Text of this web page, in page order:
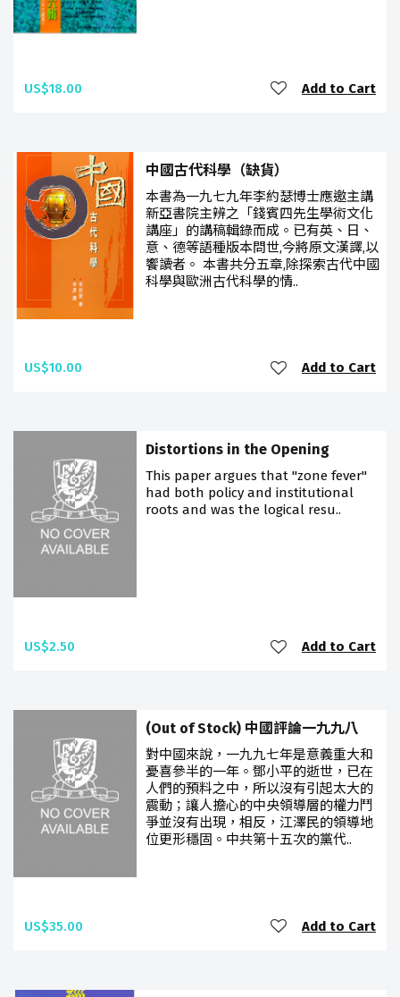
US$18.00 Add to Cart
中國古代科學（缺貨）
本書為一九七九年李約瑟博士應邀主講
新亞書院主辨之「錢賓四先生學術文化
講座」的講稿輯錄而成。已有英、日、
意、德等語種版本問世,今將原文漢譯,以
饗讀者。 本書共分五章,除探索古代中國
科學與歐洲古代科學的情..
US$10.00 Add to Cart
Distortions in the Opening
This paper argues that "zone fever"
had both policy and institutional
roots and was the logical resu..
US$2.50 Add to Cart
(Out of Stock) 中國評論一九九八
對中國來說，一九九七年是意義重大和
憂喜參半的一年。鄧小平的逝世，已在
人們的預料之中，所以沒有引起太大的
震動；讓人擔心的中央領導層的權力鬥
爭並沒有出現，相反，江澤民的領導地
位更形穩固。中共第十五次的黨代..
US$35.00 Add to Cart